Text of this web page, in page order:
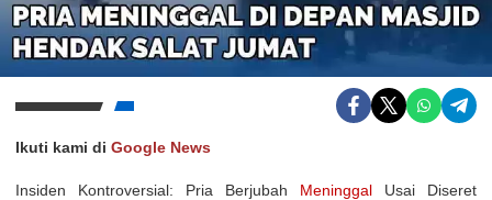
Ikuti kami di Google News
Insiden Kontroversial: Pria Berjubah Meninggal Usai Diseret